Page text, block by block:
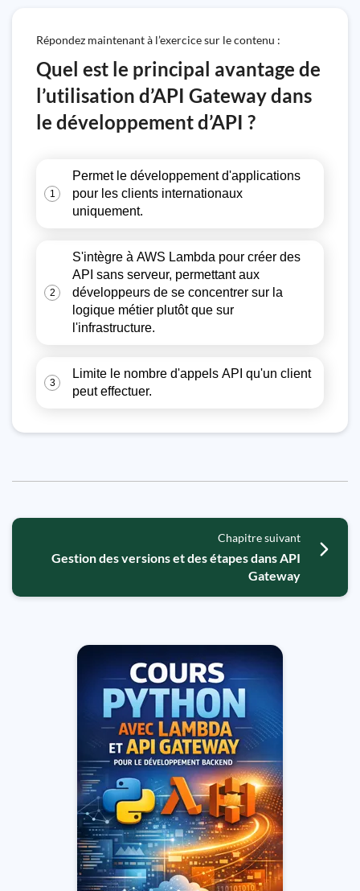
Répondez maintenant à l’exercice sur le contenu :
Quel est le principal avantage de
l’utilisation d’API Gateway dans
le développement d’API ?
1
Permet le développement d'applications
pour les clients internationaux
uniquement.
2
S'intègre à AWS Lambda pour créer des
API sans serveur, permettant aux
développeurs de se concentrer sur la
logique métier plutôt que sur
l'infrastructure.
3
Limite le nombre d'appels API qu'un client
peut effectuer.
Chapitre suivant
Gestion des versions et des étapes dans API
Gateway